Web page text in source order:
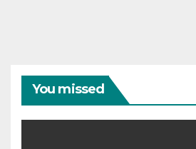
You missed